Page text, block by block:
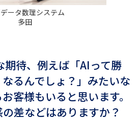
ータ数理システム
多田
期待、例えば「AIって勝
るんでしょ？」みたいな
客様もいると思います。
差などはありますか？